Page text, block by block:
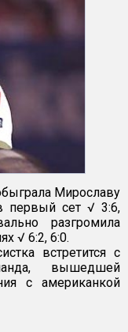
Мирославу
первый сет √ 3:6,
разгромила
√ 6:2, 6:0.
встретится с
вышедшей
с американкой